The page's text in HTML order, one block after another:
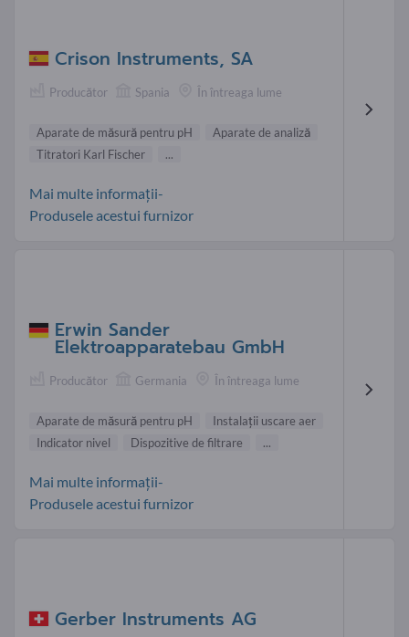
Crison Instruments, SA
Producător Spania În întreaga lume
Aparate de măsură pentru pH
Aparate de analiză
Titratori Karl Fischer
...
Mai multe informații-
Produsele acestui furnizor
Erwin Sander
Elektroapparatebau GmbH
Producător Germania În întreaga lume
Aparate de măsură pentru pH
Instalaţii uscare aer
Indicator nivel
Dispozitive de filtrare ...
Mai multe informații-
Produsele acestui furnizor
Gerber Instruments AG